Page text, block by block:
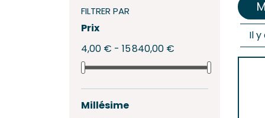
Moulis
FILTRER PAR
Prix
4,00 € - 15 840,00 €
Millésime
Il y